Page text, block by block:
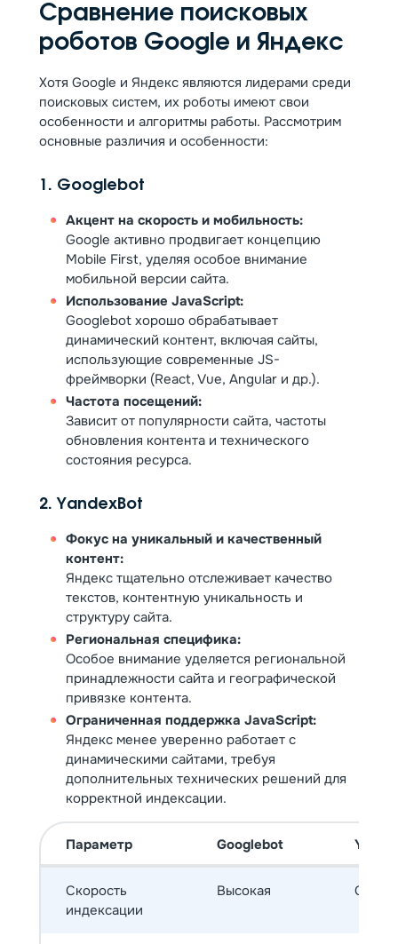
Сравнение поисковых
роботов Google и Яндекс
Хотя Google и Яндекс являются лидерами среди
поисковых систем, их роботы имеют свои
особенности и алгоритмы работы. Рассмотрим
основные различия и особенности:
1. Googlebot
Акцент на скорость и мобильность:
Google активно продвигает концепцию
Mobile First, уделяя особое внимание
мобильной версии сайта.
Использование JavaScript:
Googlebot хорошо обрабатывает
динамический контент, включая сайты,
использующие современные JS-
фреймворки (React, Vue, Angular и др.).
Частота посещений:
Зависит от популярности сайта, частоты
обновления контента и технического
состояния ресурса.
2. YandexBot
Фокус на уникальный и качественный
контент:
Яндекс тщательно отслеживает качество
текстов, контентную уникальность и
структуру сайта.
Региональная специфика:
Особое внимание уделяется региональной
принадлежности сайта и географической
привязке контента.
Ограниченная поддержка JavaScript:
Яндекс менее уверенно работает с
динамическими сайтами, требуя
дополнительных технических решений для
корректной индексации.
Параметр Googlebot
Скорость
индексации
Высокая